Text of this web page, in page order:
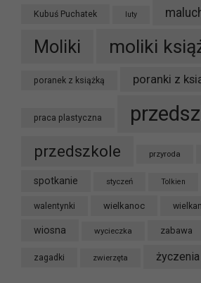
Kubuś Puchatek luty
Moliki moliki
poranek z książką poranki z
praca plastyczna
przedszkole przyroda
spotkanie styczeń Tolkien
walentynki wielkanoc
wiosna wycieczka zabawa
zagadki zwierzęta życzenia